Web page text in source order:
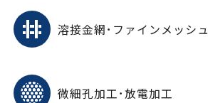
溶接金網･ファインメッシュ
微細孔加工･放電加工